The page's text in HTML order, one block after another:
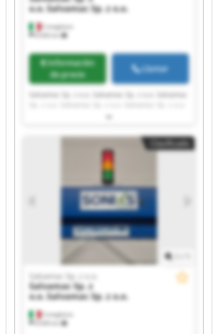
Conegliano
8.646 km
o.o. Salvamac Sp. z o.o.
Información
de precio
Llamar
Salvamac Sp. z o.o. Salvamac Sp. z o.o. Salvamac
Salvamac Sp. z o.o. Salvamac Sp. z o.o. Salvamac
Salvamac Sp. z o.o. Salvamac Sp. z o.o. Salvamac
Sp. z o.o. Salvamac Sp. z o.o. Salvamac Sp. z o.o.
Salvamac Sp. z o.o. Salvamac Sp. z o.o. Salvamac
Sp. z o.o. Salvamac Sp. z o.o. Salvamac Sp. z o.o.
Clasificado
Conegliano
8.646 km
Salvamac Sp. z o.o.
Salvamac Sp. z
o.o. Salvamac Sp. z o.o.